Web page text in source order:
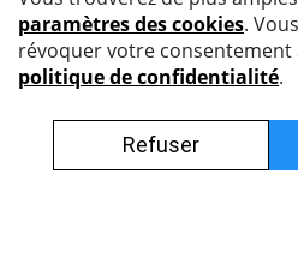
Nyffenegger Armaturen AG
Leutschenbachstrasse 38